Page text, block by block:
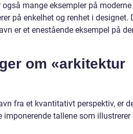
mange eksempler på moderne
på enkelhet og renhet i designet.
er et enestående eksempel på
om «arkitektur
fra et kvantitativt perspektiv, er
imponerende tallene som illustrerer